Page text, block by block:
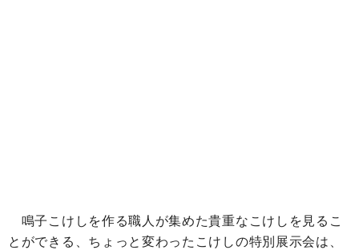
鳴子こけしを作る職人が集めた貴重なこけしを見るこ
とができる、ちょっと変わったこけしの特別展示会は、